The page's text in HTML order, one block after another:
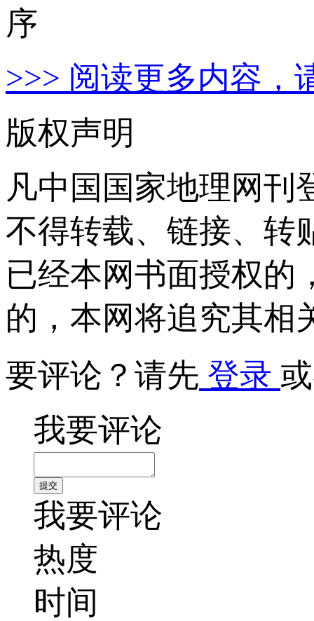
>>> 阅读更多内容，
版权声明
凡中国国家地理网刊
不得转载、链接、转
已经本网书面授权的
的，本网将追究其相
要评论？请先 登录
我要评论
我要评论
热度
时间